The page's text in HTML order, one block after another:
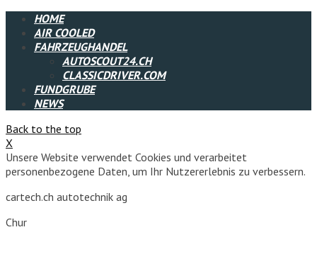
HOME
AIR COOLED
FAHRZEUGHANDEL
AUTOSCOUT24.CH
CLASSICDRIVER.COM
FUNDGRUBE
NEWS
Back to the top
X
Unsere Website verwendet Cookies und verarbeitet
personenbezogene Daten, um Ihr Nutzererlebnis zu verbessern.
cartech.ch autotechnik ag
Chur